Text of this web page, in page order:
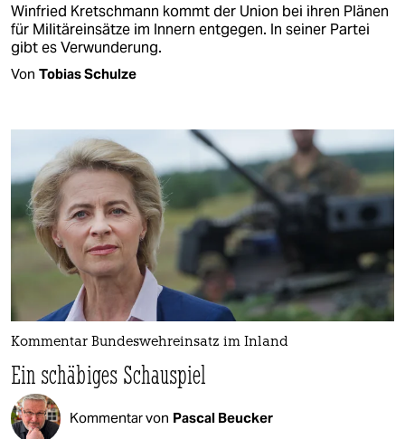
Winfried Kretschmann kommt der Union bei ihren Plänen
für Militäreinsätze im Innern entgegen. In seiner Partei
gibt es Verwunderung.
Von Tobias Schulze
Kommentar Bundeswehreinsatz im Inland
Ein schäbiges Schauspiel
Kommentar von Pascal Beucker